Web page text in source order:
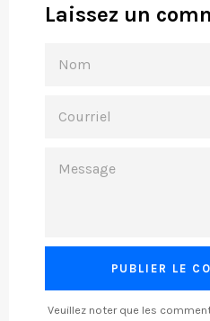
Laissez un
Veuillez noter que les